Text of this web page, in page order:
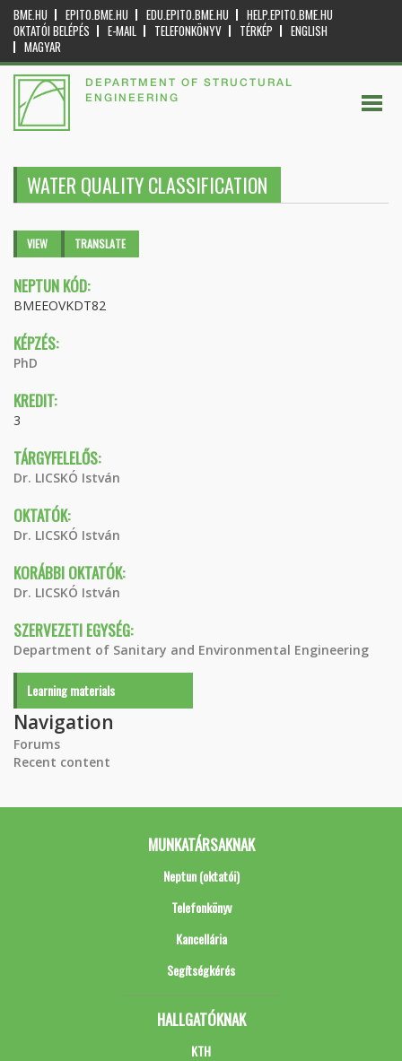
BME.HU EPITO.BME.HU EDU.EPITO.BME.HU
HELP.EPITO.BME.HU
OKTATÓI BELÉPÉS
E-MAIL TELEFONKÖNYV TÉRKÉP
ENGLISH
MAGYAR
DEPARTMENT OF STRUCTURAL
ENGINEERING
WATER QUALITY CLASSIFICATION
Primary tabs
VIEW (ACTIVETRANSLATE
NEPTUN KÓD:
BMEEOVKDT82
KÉPZÉS:
PhD
KREDIT:
3
TÁRGYFELELŐS:
Dr. LICSKÓ István
OKTATÓK:
Dr. LICSKÓ István
KORÁBBI OKTATÓK:
Dr. LICSKÓ István
SZERVEZETI EGYSÉG:
Department of Sanitary and Environmental Engineering
Learning materials
Navigation
Forums
Recent content
MUNKATÁRSAKNAK
Neptun (oktatói)
Telefonkönyv
Kancellária
Segítségkérés
HALLGATÓKNAK
KTH